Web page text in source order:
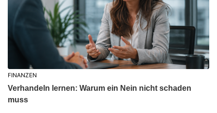
FINANZEN
Verhandeln lernen: Warum ein Nein nicht schaden
muss